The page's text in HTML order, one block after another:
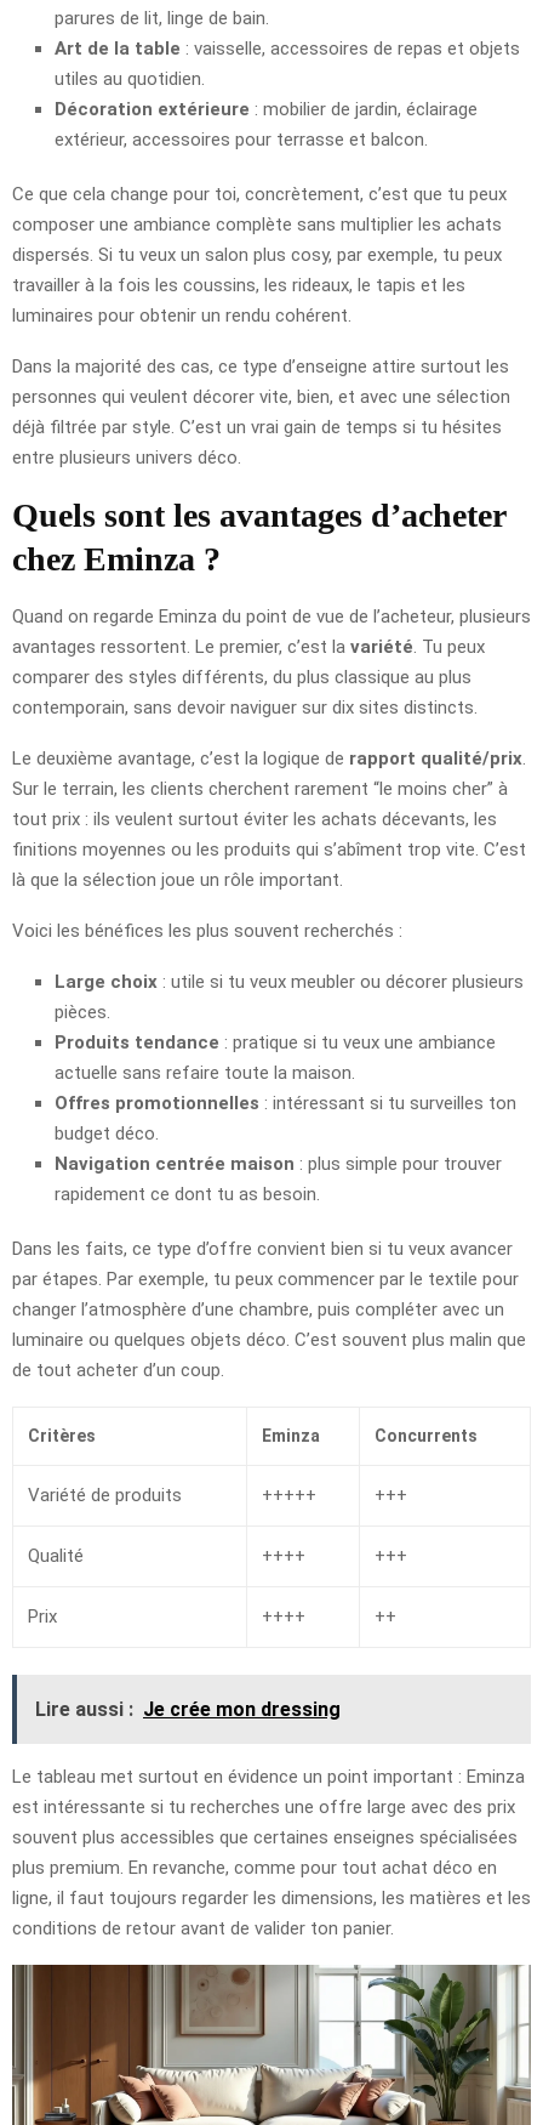
parures de lit, linge de bain.
Art de la table : vaisselle, accessoires de repas et objets
utiles au quotidien.
Décoration extérieure : mobilier de jardin, éclairage
extérieur, accessoires pour terrasse et balcon.
Ce que cela change pour toi, concrètement, c’est que tu peux
composer une ambiance complète sans multiplier les achats
dispersés. Si tu veux un salon plus cosy, par exemple, tu peux
travailler à la fois les coussins, les rideaux, le tapis et les
luminaires pour obtenir un rendu cohérent.
Dans la majorité des cas, ce type d’enseigne attire surtout les
personnes qui veulent décorer vite, bien, et avec une sélection
déjà filtrée par style. C’est un vrai gain de temps si tu hésites
entre plusieurs univers déco.
Quels sont les avantages d’acheter
chez Eminza ?
Quand on regarde Eminza du point de vue de l’acheteur, plusieurs
avantages ressortent. Le premier, c’est la variété . Tu peux
comparer des styles différents, du plus classique au plus
contemporain, sans devoir naviguer sur dix sites distincts.
Le deuxième avantage, c’est la logique de rapport qualité/prix
Sur le terrain, les clients cherchent rarement “le moins cher” à
tout prix : ils veulent surtout éviter les achats décevants, les
finitions moyennes ou les produits qui s’abîment trop vite. C’est
là que la sélection joue un rôle important.
Voici les bénéfices les plus souvent recherchés :
Large choix : utile si tu veux meubler ou décorer plusieurs
pièces.
Produits tendance : pratique si tu veux une ambiance
actuelle sans refaire toute la maison.
Offres promotionnelles : intéressant si tu surveilles ton
budget déco.
Navigation centrée maison : plus simple pour trouver
rapidement ce dont tu as besoin.
Dans les faits, ce type d’offre convient bien si tu veux avancer
par étapes. Par exemple, tu peux commencer par le textile pour
changer l’atmosphère d’une chambre, puis compléter avec un
luminaire ou quelques objets déco. C’est souvent plus malin que
de tout acheter d’un coup.
Critères Eminza Concurrents
Variété de produits +++++ +++
Qualité ++++ +++
Prix ++++ ++
Lire aussi : Je crée mon dressing
Le tableau met surtout en évidence un point important : Eminza
est intéressante si tu recherches une offre large avec des prix
souvent plus accessibles que certaines enseignes spécialisées
plus premium. En revanche, comme pour tout achat déco en
ligne, il faut toujours regarder les dimensions, les matières et les
conditions de retour avant de valider ton panier.